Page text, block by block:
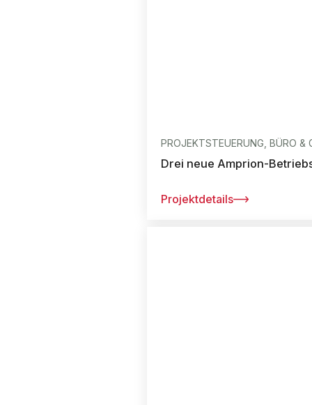
PROJEKTSTEUERUNG, BÜRO &
Drei neue Amprion-
Projektdetails